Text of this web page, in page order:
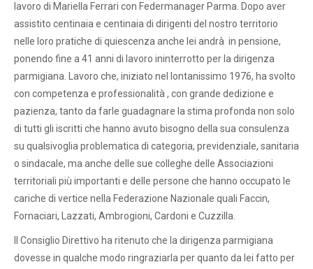
lavoro di Mariella Ferrari con Federmanager Parma. Dopo aver
assistito centinaia e centinaia di dirigenti del nostro territorio
nelle loro pratiche di quiescenza anche lei andrà in pensione,
ponendo fine a 41 anni di lavoro ininterrotto per la dirigenza
parmigiana. Lavoro che, iniziato nel lontanissimo 1976, ha svolto
con competenza e professionalità , con grande dedizione e
pazienza, tanto da farle guadagnare la stima profonda non solo
di tutti gli iscritti che hanno avuto bisogno della sua consulenza
su qualsivoglia problematica di categoria, previdenziale, sanitaria
o sindacale, ma anche delle sue colleghe delle Associazioni
territoriali più importanti e delle persone che hanno occupato le
cariche di vertice nella Federazione Nazionale quali Faccin,
Fornaciari, Lazzati, Ambrogioni, Cardoni e Cuzzilla.
Il Consiglio Direttivo ha ritenuto che la dirigenza parmigiana
dovesse in qualche modo ringraziarla per quanto da lei fatto per